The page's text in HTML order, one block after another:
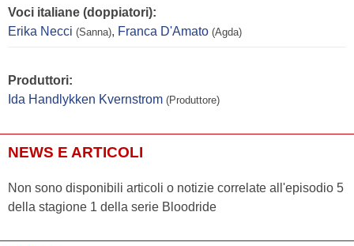
Voci italiane (doppiatori):
Erika Necci (Sanna), Franca D'Amato (Agda)
Produttori:
Ida Handlykken Kvernstrom (Produttore)
NEWS E ARTICOLI
Non sono disponibili articoli o notizie correlate all'episodio 5
della stagione 1 della serie Bloodride